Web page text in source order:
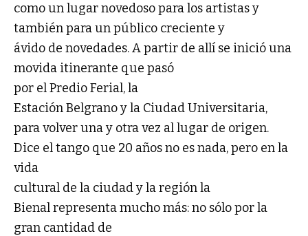
como un lugar novedoso para los artistas y
también para un público creciente y
ávido de novedades. A partir de allí se inició una
movida itinerante que pasó
por el Predio Ferial, la
Estación Belgrano y la Ciudad Universitaria,
para volver una y otra vez al lugar de origen.
Dice el tango que 20 años no es nada, pero en la
vida
cultural de la ciudad y la región la
Bienal representa mucho más: no sólo por la
gran cantidad de